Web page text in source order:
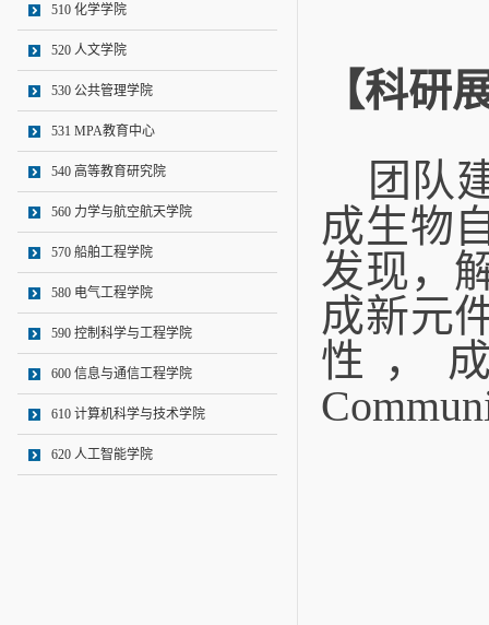
510 化学学院
520 人文学院
530 公共管理学院
531 MPA教育中心
540 高等教育研究院
560 力学与航空航天学院
570 船舶工程学院
580 电气工程学院
590 控制科学与工程学院
600 信息与通信工程学院
610 计算机科学与技术学院
620 人工智能学院
【科研
团队
成生物
发现，
成新元
性，